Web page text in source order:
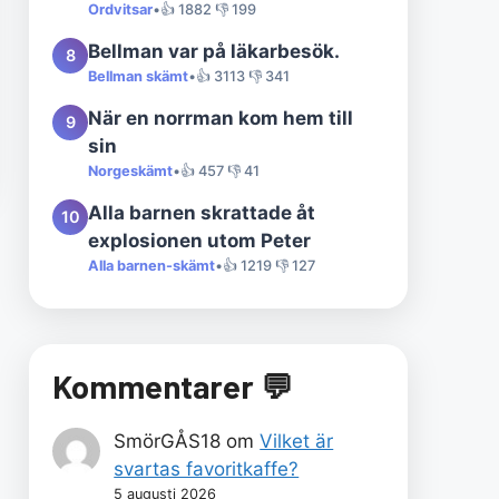
Ordvitsar•👍 1882 👎 199
8 Bellman var på läkarbesök.
Bellman skämt•👍 3113 👎 341
9
När en norrman kom hem till
sin
Norgeskämt•👍 457 👎 41
10 Alla barnen skrattade åt
explosionen utom Peter
Alla barnen-skämt•👍 1219 👎 127
Kommentarer 💬
SmörGÅS18 omVilket är
svartas favoritkaffe?
5 augusti 2026